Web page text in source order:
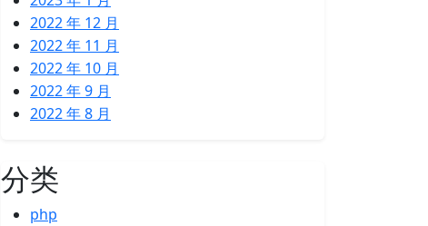
2022 年 12 月
2022 年 11 月
2022 年 10 月
2022 年 9 月
2022 年 8 月
分类
php